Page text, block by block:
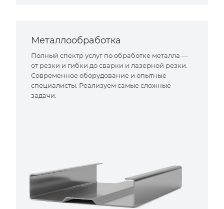
Металлообработка
Полный спектр услуг по обработке металла —
от резки и гибки до сварки и лазерной резки.
Современное оборудование и опытные
специалисты. Реализуем самые сложные
задачи.